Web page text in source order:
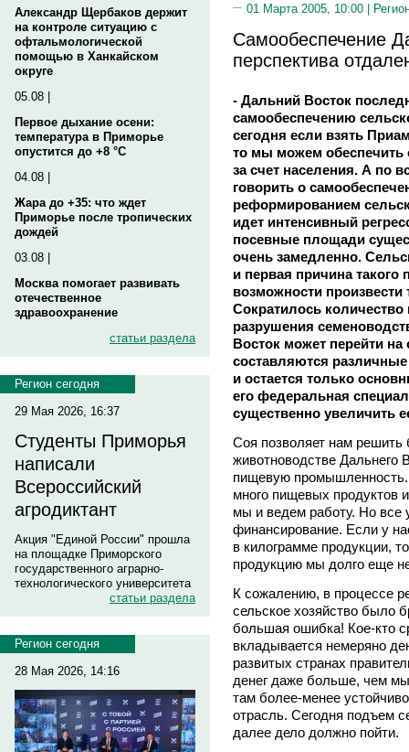
Александр Щербаков держит
на контроле ситуацию с
офтальмологической
помощью в Ханкайском
округе
05.08 |
Первое дыхание осени:
температура в Приморье
опустится до +8 °C
04.08 |
Жара до +35: что ждет
Приморье после тропических
дождей
03.08 |
Москва помогает развивать
отечественное
здравоохранение
статьи раздела
Регион сегодня
29 Мая 2026, 16:37
Студенты Приморья
написали
Всероссийский
агродиктант
Акция "Единой России" прошла
на площадке Приморского
государственного аграрно-
технологического университета
статьи раздела
Регион сегодня
28 Мая 2026, 14:16
01 Марта 2005, 10:00 |
Самообеспечение
перспектива
- Дальний Восток
самообеспечению
сегодня если взять
то мы можем обеспечить
за счет населения. А по
говорить о
реформированием
идет интенсивный
посевные площади
очень замедленно.
и первая причина такого
возможности произвести
Сократилось
разрушения
Восток может перейти
составляются
и остается только
его федеральная
существенно увеличить
Соя позволяет нам решить
животноводстве Дальнего
пищевую промышленность.
много пищевых продуктов
мы и ведем работу. Но все
финансирование. Если у
в килограмме продукции,
продукцию мы долго еще
К сожалению, в процессе
сельское хозяйство было
большая ошибка! Кое-кто
вкладывается немеряно
развитых странах
денег даже больше, чем
там более-менее
отрасль. Сегодня подъем
далее дело должно пойти.